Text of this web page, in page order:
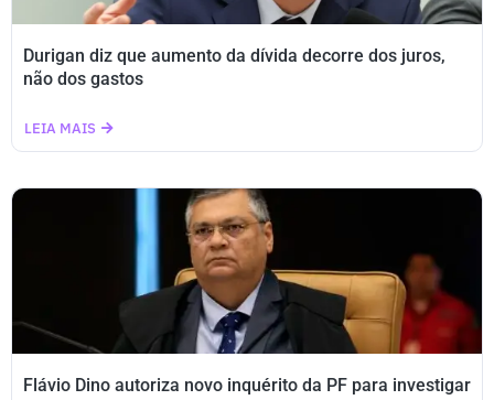
Durigan diz que aumento da dívida decorre dos juros,
não dos gastos
LEIA MAIS
Flávio Dino autoriza novo inquérito da PF para investigar